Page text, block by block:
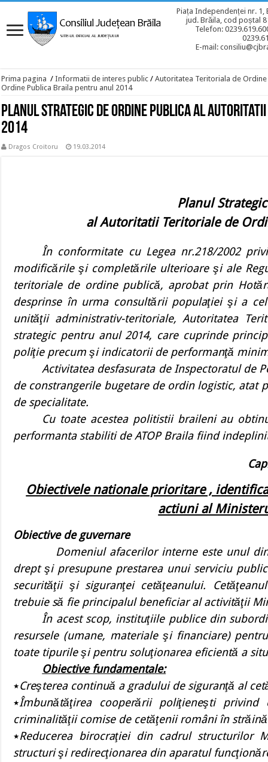
Piața Independenței nr. 1,
jud. Brăila, cod poștal
Telefon:
E-mail:
Prima pagina / Informatii de interes public / Autoritatea Teritoriala de Ordine
Ordine Publica Braila pentru anul 2014
Planul Strategic de Ordine Publica al
2014
Dragos Croitoru 19.03.2014
Planul
al Autoritatii Teritoriale de
În conformitate cu Legea nr.218/2002
modificările şi completările ulterioare şi ale
teritoriale de ordine publică, aprobat prin
desprinse în urma consultării populaţiei şi a
unităţii administrativ-teritoriale, Autoritatea
strategic pentru anul 2014, care cuprinde
poliţie precum şi indicatorii de performanţă
Activitatea desfasurata de Inspectoratul de
de constrangerile bugetare de ordin logistic, atat
de specialitate.
Cu toate acestea politistii braileni au
performanta stabiliti de ATOP Braila fiind
Obiectivele nationale prioritare ,
actiuni al
Obiective de guvernare
Domeniul afacerilor interne este unul
drept şi presupune prestarea unui serviciu
securităţii şi siguranţei cetăţeanului.
trebuie să fie principalul beneficiar al activităţii
În acest scop, instituţiile publice din
resursele (umane, materiale şi financiare)
toate tipurile şi pentru soluţionarea eficientă a
Obiective fundamentale:
٭Creşterea continuă a gradului de siguranţă al
٭Îmbunătăţirea cooperării poliţieneşti
criminalităţii comise de cetăţenii români în
٭Reducerea birocraţiei din cadrul structurilor
structuri şi redirecţionarea din aparatul